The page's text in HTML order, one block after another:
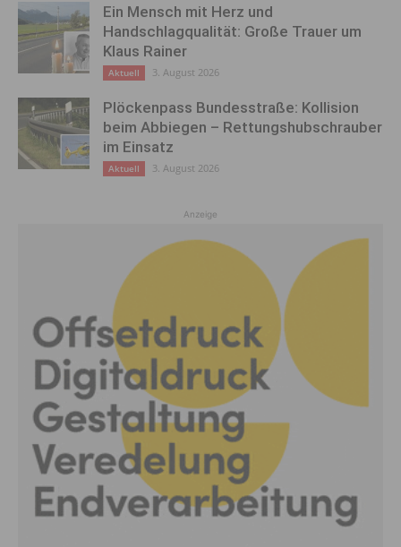
Ein Mensch mit Herz und
Handschlagqualität: Große Trauer um
Klaus Rainer
Aktuell 3. August 2026
Plöckenpass Bundesstraße: Kollision
beim Abbiegen – Rettungshubschrauber
im Einsatz
Aktuell 3. August 2026
Anzeige